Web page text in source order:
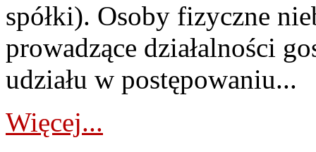
spółki). Osoby fizyczne
prowadzące działalności
udziału w postępowaniu...
Więcej...